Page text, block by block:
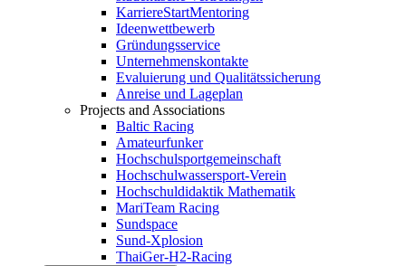
KarriereStartMentoring
Ideenwettbewerb
Gründungsservice
Unternehmenskontakte
Evaluierung und Qualitätssicherung
Anreise und Lageplan
Projects and Associations
Baltic Racing
Amateurfunker
Hochschulsportgemeinschaft
Hochschulwassersport-Verein
Hochschuldidaktik Mathematik
MariTeam Racing
Sundspace
Sund-Xplosion
ThaiGer-H2-Racing